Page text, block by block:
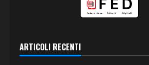
ARTICOLI RECENTI